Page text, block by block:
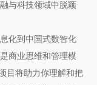
与科技领域中脱颖
化到中国式数智化
商业思维和管理模
目将助力你理解和把